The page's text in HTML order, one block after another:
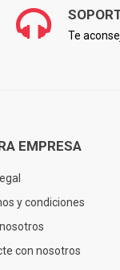
Te
EMPRESA
y condiciones
con nosotros